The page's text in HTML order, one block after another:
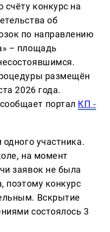
счёту конкурс на
об
по направлению
– площадь
размещён
2026 года.
портал КП -
участника.
на момент
заявок не была
поэтому конкурс
Вскрытие
состоялось 3